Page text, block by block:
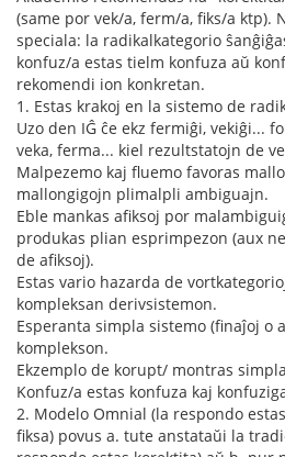
(same por vek/a, ferm/a, fiks/a ktp).
speciala: la radikalkategorio
konfuz/a estas tielm konfuza aŭ
rekomendi ion konkretan.
1. Estas krakoj en la sistemo de
Uzo den IĜ ĉe ekz fermiĝi, vekiĝi...
veka, ferma... kiel rezultstatojn de
Malpezemo kaj fluemo favoras
mallongigojn plimalpli ambiguajn.
Eble mankas afiksoj por
produkas plian esprimpezon (aux
de afiksoj).
Estas vario hazarda de
kompleksan derivsistemon.
Esperanta simpla sistemo (finaĵoj o
komplekson.
Ekzemplo de korupt/ montras
Konfuz/a estas konfuza kaj
2. Modelo Omnial (la respondo
fiksa) povus a. tute anstataŭi la